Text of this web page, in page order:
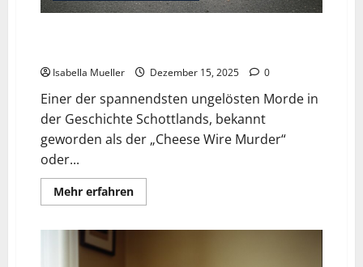
Isabella Mueller Dezember 15, 2025 0
Einer der spannendsten ungelösten Morde in
der Geschichte Schottlands, bekannt
geworden als der „Cheese Wire Murder“
oder...
Mehr erfahren